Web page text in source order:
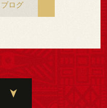
ログ